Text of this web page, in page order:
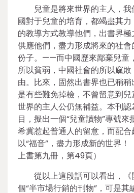
兒童是將來世界的主人，
國對于兒童的培育，都竭盡其
的教導方式教導他們，出書界
供應他們，盡力形成將來的社
份子。——而中國歷來鄙棄兒童
所以貧弱，中國社會的所以窳
由。比來，固然出書界也已稍
是有些難免掉檢，不曾留意到
世界的主人公仍無補益。本刊
目，擬出一個“兒童讀物”專號來
希冀惹起普通人的留意，而配
以“福音”，盡力形成新的世界
上書第九冊，第49頁）
從以上這段話可以看出，
個“半市場行銷的刊物”，可是其